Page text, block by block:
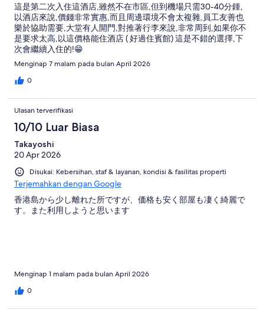
這是第二次入住這酒店,雖然不在市區,但到機場只需30-40分鍾,
以酒店來說,價錢非常實惠,而且周邊環境不會太複雜,員工友善也
樂於協助需要,大堂有人開門,對推著行李來說,非常周到,如果你不
是要求太高,以這價格能住酒店 ( 好過住賓館) 這是不錯的選擇,下
次會繼續入住的!😁
Menginap 7 malam pada bulan April 2026
0
Ulasan terverifikasi
10/10 Luar Biasa
Takayoshi
20 Apr 2026
Disukai: Kebersihan, staf & layanan, kondisi & fasilitas properti
Terjemahkan dengan Google
香港島から少し離れた所ですが、価格も安く部屋も凄く綺麗で
す。また利用しようと思います
Menginap 1 malam pada bulan April 2026
0